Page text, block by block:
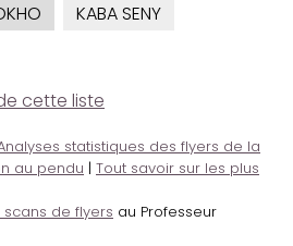
KABA SENY
cette liste
statistiques des flyers de la
au pendu | Tout savoir sur les plus
de flyers au Professeur